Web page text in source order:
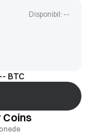
Disponibil: --
BTC
Coins